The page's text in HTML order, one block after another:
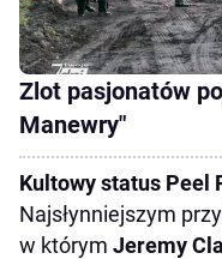
Zlot pasjonatów
Manewry"
Kultowy status Peel
Najsłynniejszym
w którym Jeremy